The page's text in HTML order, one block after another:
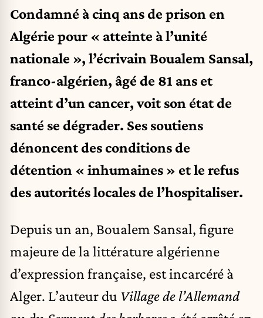
Condamné à cinq ans de prison en
Algérie pour « atteinte à l’unité
nationale », l’écrivain Boualem Sansal,
franco-algérien, âgé de 81 ans et
atteint d’un cancer, voit son état de
santé se dégrader. Ses soutiens
dénoncent des conditions de
détention « inhumaines » et le refus
des autorités locales de l’hospitaliser.
Depuis un an, Boualem Sansal, figure
majeure de la littérature algérienne
d’expression française, est incarcéré à
Alger. L’auteur du Village de l’Allemand